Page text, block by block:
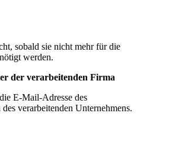
sobald sie nicht mehr für die
werden.
der verarbeitenden Firma
E-Mail-Adresse des
verarbeitenden Unternehmens.